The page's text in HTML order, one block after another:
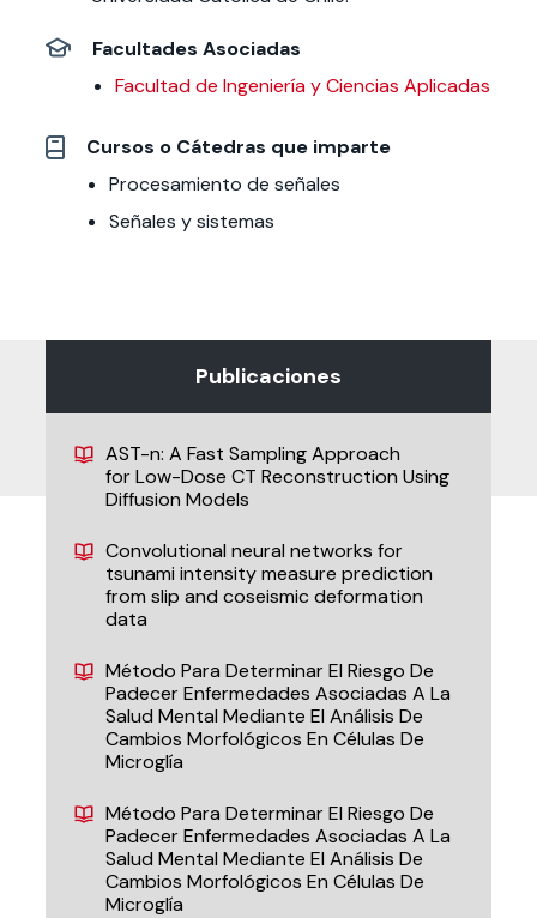
Facultades Asociadas
Facultad de Ingeniería y Ciencias Aplicadas
Cursos o Cátedras que imparte
Procesamiento de señales
Señales y sistemas
Publicaciones
AST-n: A Fast Sampling Approach
for Low-Dose CT Reconstruction Using
Diffusion Models
Convolutional neural networks for
tsunami intensity measure prediction
from slip and coseismic deformation
data
Método Para Determinar El Riesgo De
Padecer Enfermedades Asociadas A La
Salud Mental Mediante El Análisis De
Cambios Morfológicos En Células De
Microglía
Método Para Determinar El Riesgo De
Padecer Enfermedades Asociadas A La
Salud Mental Mediante El Análisis De
Cambios Morfológicos En Células De
Microglía